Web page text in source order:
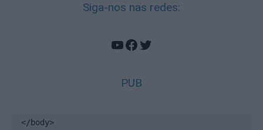
Siga-nos nas redes:
YouTube
Facebook
Twitter
PUB
</body>